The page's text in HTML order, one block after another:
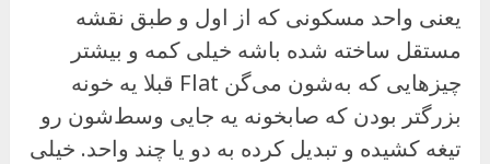
یعنی واحد مسکونی که از اول و طبق نقشه
مستقل ساخته شده باشه خیلی کمه و بیشتر
چیزهایی که به‌شون می‌گن Flat قبلا یه خونه
بزرگتر بودن که صابخونه یه جایی وسط‌شون رو
تیغه کشیده و تبدیل کرده به دو یا چند واحد. خیلی